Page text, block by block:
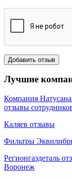
Лучшие
Компания
отзывы
Каляев отзывы
Фильтры
Регионгаздеталь
Воронеж